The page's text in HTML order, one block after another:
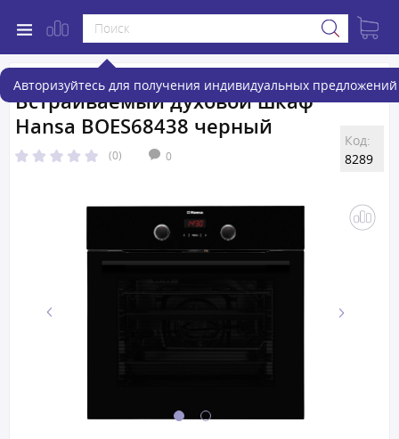
Авторизуйтесь для получения индивидуальных предложений
Встраиваемый духовой шкаф
Hansa BOES68438 черный
(0) 0
Код:
8289